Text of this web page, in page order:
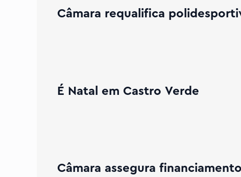
Câmara requalifica
É Natal em Castro Verde
Câmara assegura